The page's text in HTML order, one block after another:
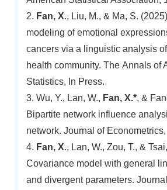
2. Fan, X., Liu, M., & Ma, S.
modeling of emotional
cancers via a linguistic analysis
health community. The Annals of
Statistics, In Press.
3. Wu, Y., Lan, W., Fan, X.*, &
Bipartite network influence
network. Journal of
4. Fan, X., Lan, W., Zou, T., &
Covariance model with general
and divergent parameters.